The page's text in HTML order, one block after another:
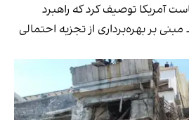
آمریکا توصیف کرد که راهبرد
بر بهره‌برداری از تجزیه احتمالی